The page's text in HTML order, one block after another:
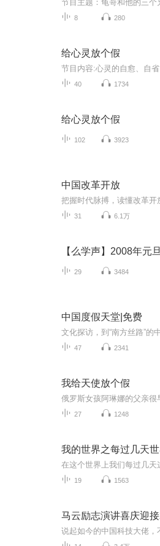
8 280
给心灵放个假
40 1734
给心灵放个假
102 3923
中国改革开放
31 6.1万
【么学声】2008年元
29 3484
中国度假天堂|免费
47 2341
我给天使放个假
27 1248
我的世界之每过几天
19 1563
马云励志演讲喜庆迎